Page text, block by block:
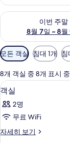
이번 주말
8월 7일 ~ 8월
이번 주말 예약 가능
객
실
에
사
용
가
능
필
모든 객실 침대 1개 침
8개 객실 중 8개 표시 중
객
실
사
진
모
21
객실
2명
무료 WiFi
자세히 보기
객